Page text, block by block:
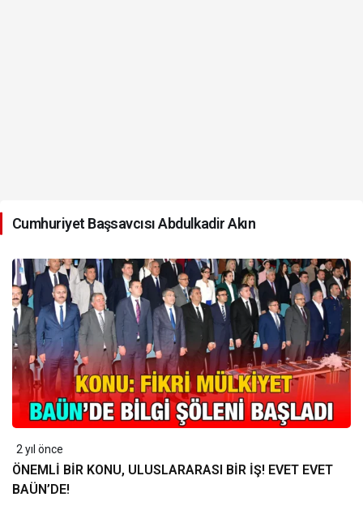
Cumhuriyet Başsavcısı Abdulkadir Akın
2 yıl önce
ÖNEMLİ BİR KONU, ULUSLARARASI BİR İŞ! EVET EVET
BAÜN’DE!